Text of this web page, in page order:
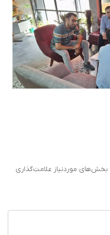
بخش‌های موردنیاز علامت‌گذاری